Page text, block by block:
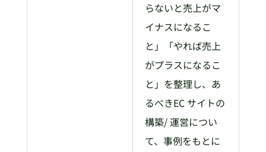
らないと売上がマ
イナスになるこ
と」「やれば売上
がプラスになるこ
と」を整理し、あ
るべきEC サイトの
構築/ 運営につい
て、事例をもとに